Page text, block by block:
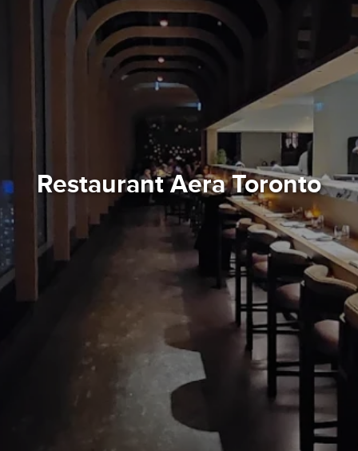
Restaurant Aera Toronto